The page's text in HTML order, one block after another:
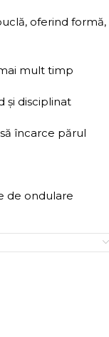
oferind formă,
mult timp
și disciplinat
încarce părul
de ondulare